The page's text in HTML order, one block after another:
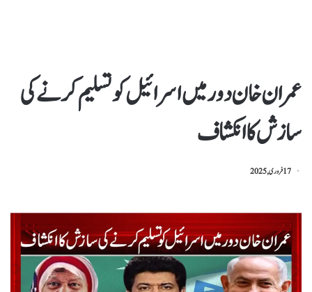
عمران خان دور میں اسرائیل کو تسلیم کرنے کی
سازش کا انکشاف
17 فروری, 2025